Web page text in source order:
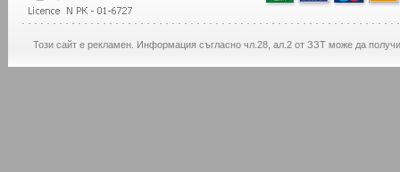
Този сайт е рекламен. Информация съгласно чл.28, ал.2 от ЗЗТ може да